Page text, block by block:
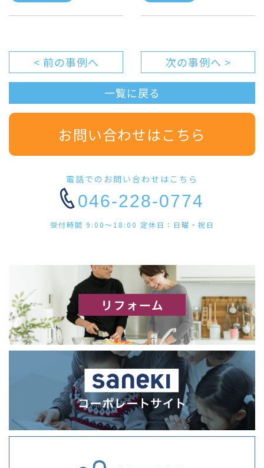
< 前の事例へ
次の事例へ >
一覧に戻る
お問い合わせはこちら
電話でのお問い合わせはこちら
046-228-0774
受付時間 9:00〜18:00 定休日：日曜・祝日